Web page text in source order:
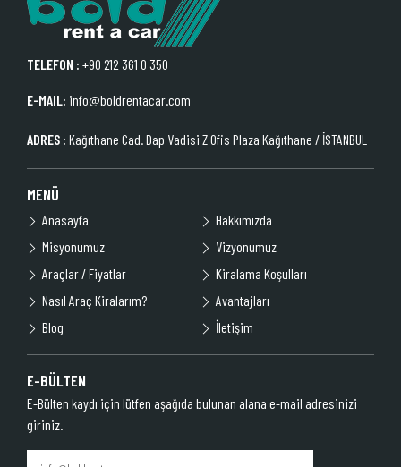
TELEFON : +90 212 361 0 350
E-MAIL: info@boldrentacar.com
ADRES : Kağıthane Cad. Dap Vadisi Z Ofis Plaza Kağıthane / İSTANBUL
MENÜ
Anasayfa
Hakkımızda
Misyonumuz
Vizyonumuz
Araçlar / Fiyatlar
Kiralama Koşulları
Nasıl Araç Kiralarım?
Avantajları
Blog
İletişim
E-BÜLTEN
E-Bülten kaydı için lütfen aşağıda bulunan alana e-mail adresinizi
giriniz.